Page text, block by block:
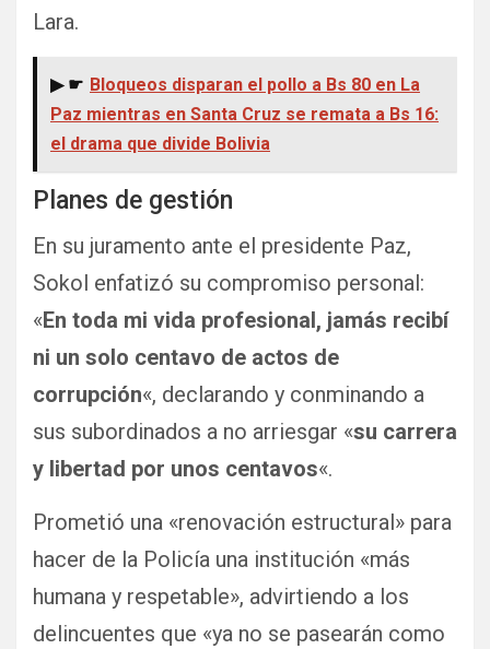
Lara.
▶ ☛ Bloqueos disparan el pollo a Bs 80 en La
Paz mientras en Santa Cruz se remata a Bs 16:
el drama que divide Bolivia
Planes de gestión
En su juramento ante el presidente Paz,
Sokol enfatizó su compromiso personal:
«En toda mi vida profesional, jamás recibí
ni un solo centavo de actos de
corrupción«, declarando y conminando a
sus subordinados a no arriesgar «su carrera
y libertad por unos centavos«.
Prometió una «renovación estructural» para
hacer de la Policía una institución «más
humana y respetable», advirtiendo a los
delincuentes que «ya no se pasearán como